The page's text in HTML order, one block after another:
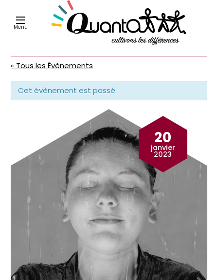
Menu
« Tous les Évènements
Cet évènement est passé
20
janvier
2023